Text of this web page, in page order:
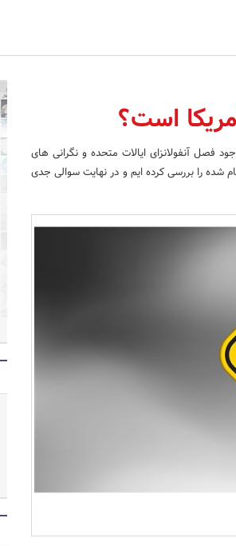
است؟
فصل آنفولانزای ایالات متحده و نگرانی های
شده را بررسی کرده ایم و در نهایت سوالی جدی